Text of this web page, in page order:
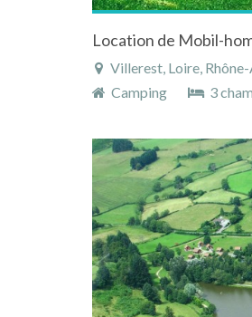
Villerest, Loire,
Camping
3